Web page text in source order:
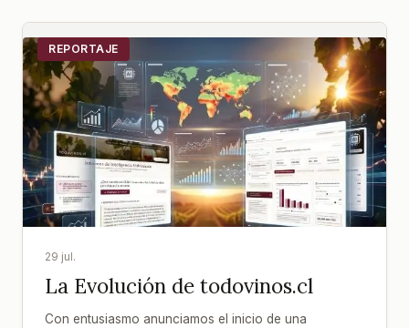
REPORTAJE
29 jul.
La Evolución de todovinos.cl
Con entusiasmo anunciamos el inicio de una